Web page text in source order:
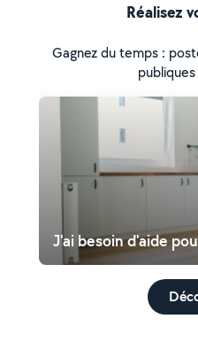
Réalisez
Gagnez du temps :
J'ai besoin d'aide